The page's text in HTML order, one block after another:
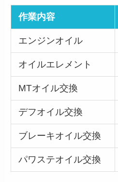
作業内容
エンジンオイル
オイルエレメント
MTオイル交換
デフオイル交換
ブレーキオイル交換
パワステオイル交換